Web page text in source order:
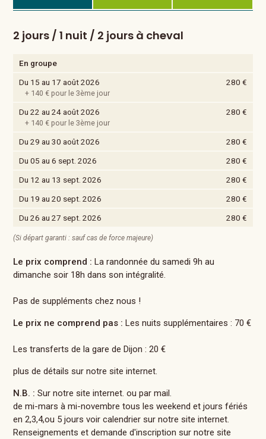
2 jours / 1 nuit / 2 jours à cheval
En groupe
Du 15 au 17 août 2026
280 €
+ 140 € pour le 3ème jour
Du 22 au 24 août 2026 280 €
+ 140 € pour le 3ème jour
Du 29 au 30 août 2026
280 €
Du 05 au 6 sept. 2026
280 €
Du 12 au 13 sept. 2026
280 €
Du 19 au 20 sept. 2026
280 €
Du 26 au 27 sept. 2026
280 €
(Si départ garanti : sauf cas de force majeure)
Le prix comprend : La randonnée du samedi 9h au
dimanche soir 18h dans son intégralité.
Pas de suppléments chez nous !
Le prix ne comprend pas : Les nuits supplémentaires : 70 €
Les transferts de la gare de Dijon : 20 €
plus de détails sur notre site internet.
N.B. : Sur notre site internet. ou par mail.
de mi-mars à mi-novembre tous les weekend et jours fériés
en 2,3,4,ou 5 jours voir calendrier sur notre site internet.
Renseignements et demande d'inscription sur notre site